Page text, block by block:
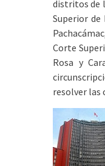
distritos de
Superior de
Corte
Rosa y
resolver las